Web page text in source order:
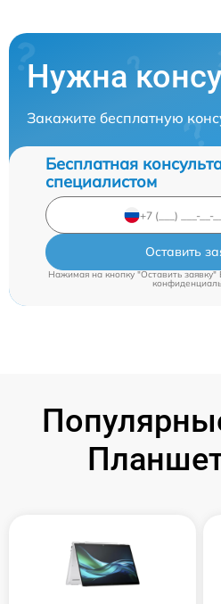
Нужна
Закажите бесплатную
Бесплатная
специалистом
Оставить
Нажимая на кнопку "Оставить